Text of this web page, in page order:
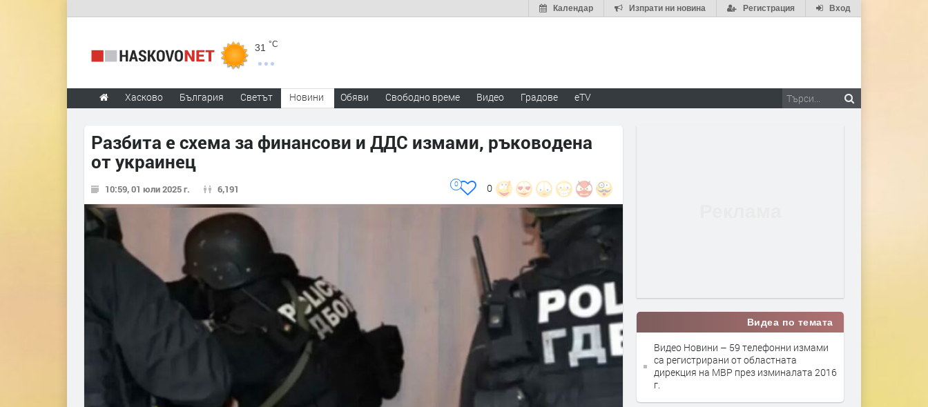
Вход
Регистрация
Изпрати ни новина
Календар
31 °C
Хасково България Светът Новини Обяви Свободно време Видео Градове eTV
Разбита е схема за финансови и ДДС измами, ръководена
от украинец
10:59, 01 юли 2025 г. 6,191 0
0
Видеа по темата
Видео Новини – 59 телефонни измами
са регистрирани от областната
дирекция на МВР през изминалата 2016
г.